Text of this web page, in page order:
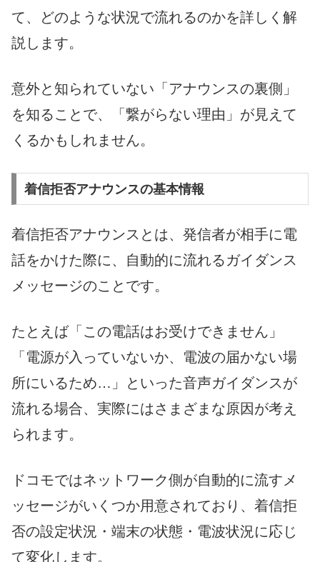
て、どのような状況で流れるのかを詳しく解
説します。
意外と知られていない「アナウンスの裏側」
を知ることで、「繋がらない理由」が見えて
くるかもしれません。
着信拒否アナウンスの基本情報
着信拒否アナウンスとは、発信者が相手に電
話をかけた際に、自動的に流れるガイダンス
メッセージのことです。
たとえば「この電話はお受けできません」
「電源が入っていないか、電波の届かない場
所にいるため…」といった音声ガイダンスが
流れる場合、実際にはさまざまな原因が考え
られます。
ドコモではネットワーク側が自動的に流すメ
ッセージがいくつか用意されており、着信拒
否の設定状況・端末の状態・電波状況に応じ
て変化します。